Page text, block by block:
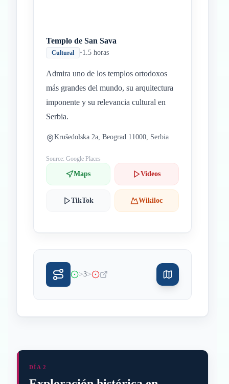
Templo de San Sava
Cultural •1.5 horas
Admira uno de los templos ortodoxos
más grandes del mundo, su arquitectura
imponente y su relevancia cultural en
Serbia.
Krušedolska 2a, Beograd 11000, Serbia
Source: Google Places
Maps Videos
TikTok Wikiloc
>3>
DÍA 2